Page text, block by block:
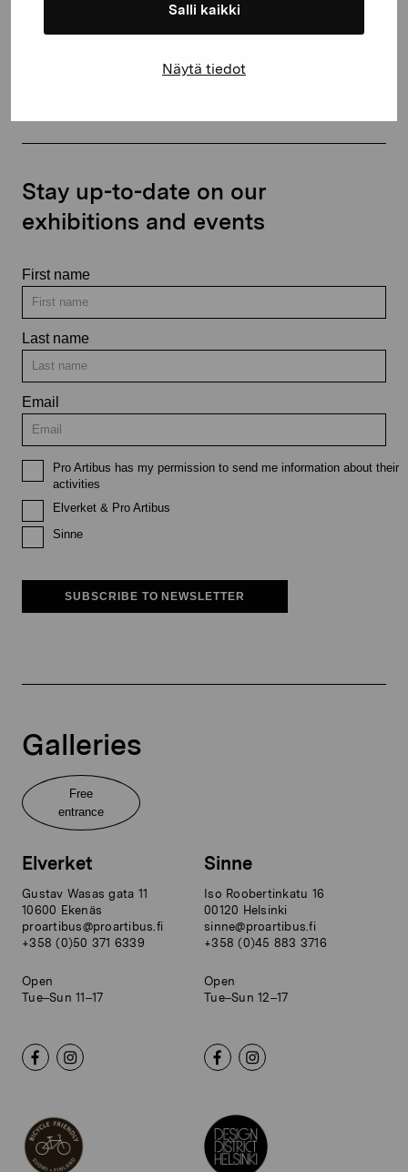
Salli kaikki
Näytä tiedot
Stay up-to-date on our
exhibitions and events
First name
Last name
Email
Pro Artibus has my permission to send me information about their
activities
Elverket & Pro Artibus
Sinne
SUBSCRIBE TO NEWSLETTER
Galleries
Free
entrance
Elverket
Gustav Wasas gata 11
10600 Ekenäs
proartibus@proartibus.fi
+358 (0)50 371 6339
Open
Tue–Sun 11–17
Sinne
Iso Roobertinkatu 16
00120 Helsinki
sinne@proartibus.fi
+358 (0)45 883 3716
Open
Tue–Sun 12–17